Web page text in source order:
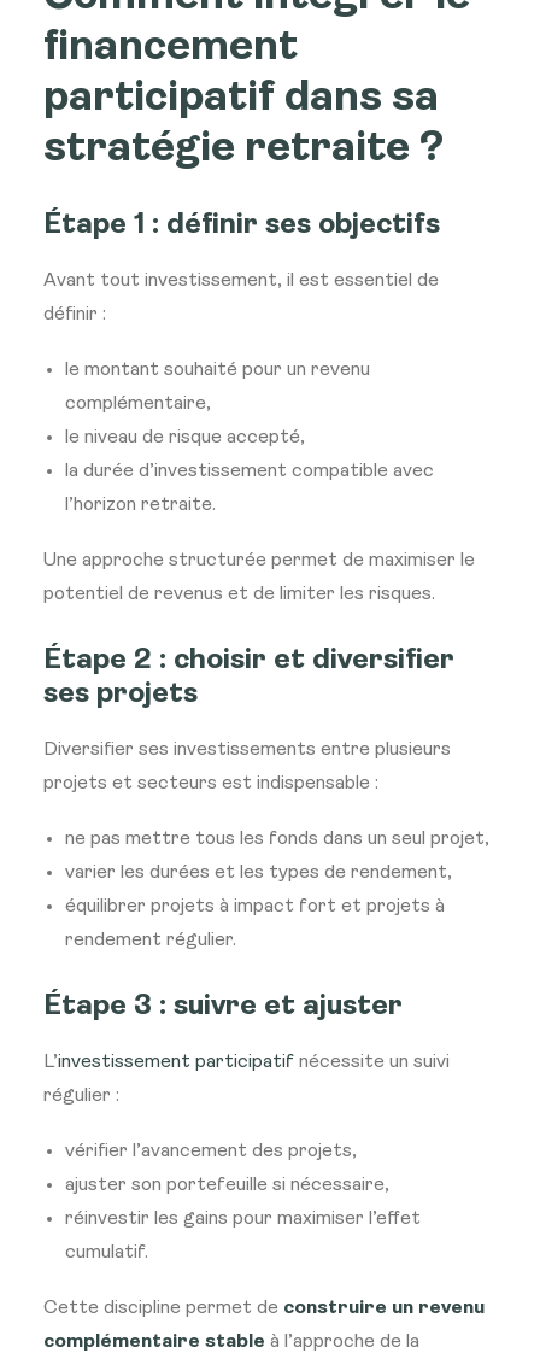
financement
participatif dans sa
stratégie retraite ?
Étape 1 : définir ses objectifs
Avant tout investissement, il est essentiel de
définir :
le montant souhaité pour un revenu
complémentaire,
le niveau de risque accepté,
la durée d’investissement compatible avec
l’horizon retraite.
Une approche structurée permet de maximiser le
potentiel de revenus et de limiter les risques.
Étape 2 : choisir et diversifier
ses projets
Diversifier ses investissements entre plusieurs
projets et secteurs est indispensable :
ne pas mettre tous les fonds dans un seul projet,
varier les durées et les types de rendement,
équilibrer projets à impact fort et projets à
rendement régulier.
Étape 3 : suivre et ajuster
L’investissement participatif nécessite un suivi
régulier :
vérifier l’avancement des projets,
ajuster son portefeuille si nécessaire,
réinvestir les gains pour maximiser l’effet
cumulatif.
Cette discipline permet de construire un revenu
complémentaire stable à l’approche de la